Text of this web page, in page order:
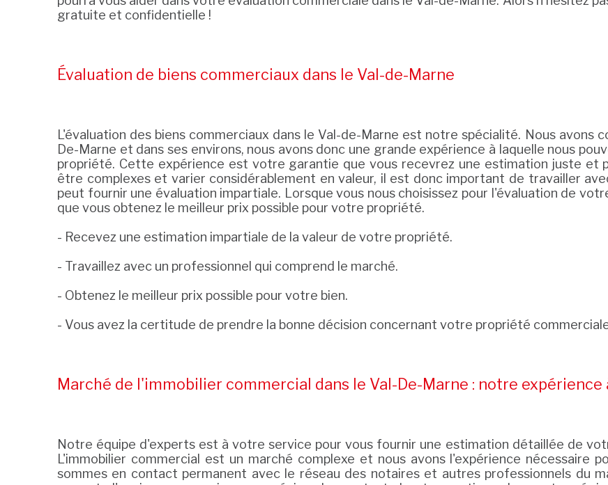
gratuite et confidentielle !
Évaluation de biens commerciaux dans le Val-de-Marne
L'évaluation des biens commerciaux dans le Val-de-Marne est notre spécialité. Nous avons
De-Marne et dans ses environs, nous avons donc une grande expérience à laquelle nous
propriété. Cette expérience est votre garantie que vous recevrez une estimation juste et
être complexes et varier considérablement en valeur, il est donc important de travailler
peut fournir une évaluation impartiale. Lorsque vous nous choisissez pour l'évaluation de
que vous obtenez le meilleur prix possible pour votre propriété.
- Recevez une estimation impartiale de la valeur de votre propriété.
- Travaillez avec un professionnel qui comprend le marché.
- Obtenez le meilleur prix possible pour votre bien.
- Vous avez la certitude de prendre la bonne décision concernant votre propriété
Marché de l'immobilier commercial dans le Val-De-Marne : notre expérience
Notre équipe d'experts est à votre service pour vous fournir une estimation détaillée de
L'immobilier commercial est un marché complexe et nous avons l'expérience nécessaire
sommes en contact permanent avec le réseau des notaires et autres professionnels du